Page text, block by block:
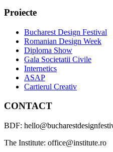
Proiecte
Bucharest Design Festival
Romanian Design Week
Diploma Show
Gala Societatii Civile
Internetics
ASAP
Cartierul Creativ
CONTACT
BDF:
The Institute: office@institute.ro